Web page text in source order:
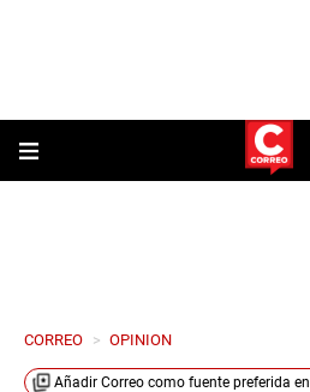
CORREO > OPINION
Añadir Correo como fuente preferida en